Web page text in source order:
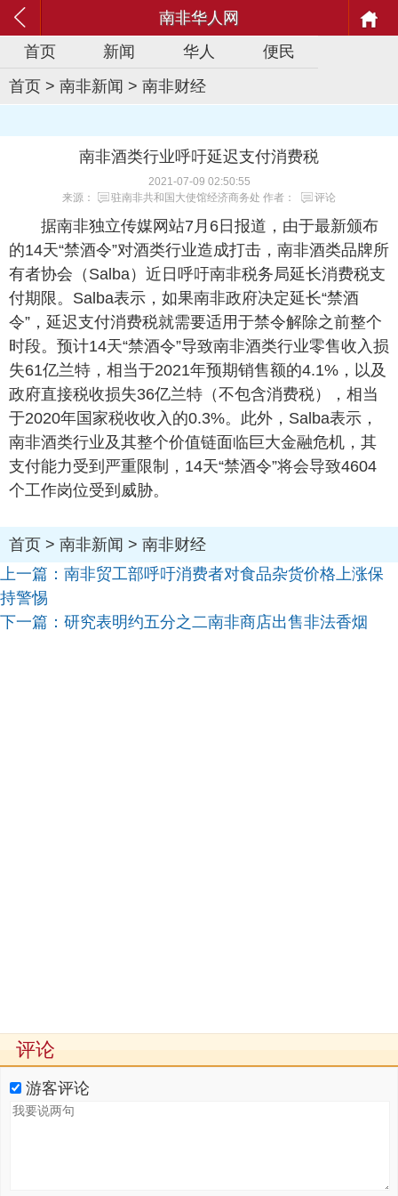
南非华人网
首页
新闻 华人
便民
首页 > 南非新闻 > 南非财经
南非酒类行业呼吁延迟支付消费税
2021-07-09 02:50:55
来源：
驻南非共和国大使馆经济商务处 作者： 评论
据南非独立传媒网站7月6日报道，由于最新颁布
的14天“禁酒令”对酒类行业造成打击，南非酒类品牌所
有者协会（Salba）近日呼吁南非税务局延长消费税支
付期限。Salba表示，如果南非政府决定延长“禁酒
令”，延迟支付消费税就需要适用于禁令解除之前整个
时段。预计14天“禁酒令”导致南非酒类行业零售收入损
失61亿兰特，相当于2021年预期销售额的4.1%，以及
政府直接税收损失36亿兰特（不包含消费税），相当
于2020年国家税收收入的0.3%。此外，Salba表示，
南非酒类行业及其整个价值链面临巨大金融危机，其
支付能力受到严重限制，14天“禁酒令”将会导致4604
个工作岗位受到威胁。
首页 > 南非新闻 > 南非财经
上一篇： 南非贸工部呼吁消费者对食品杂货价格上涨保
持警惕
下一篇： 研究表明约五分之二南非商店出售非法香烟
评论
游客评论